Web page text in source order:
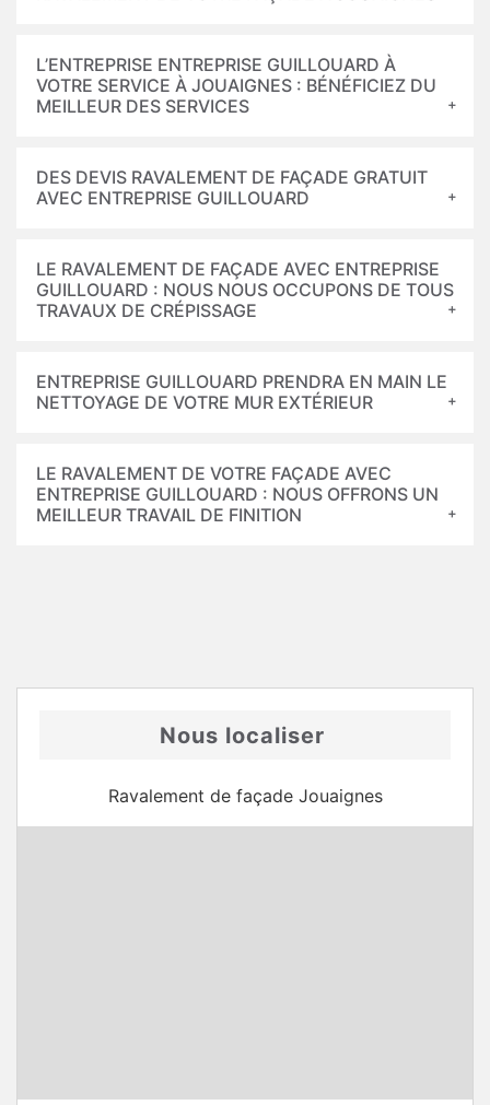
L’ENTREPRISE ENTREPRISE GUILLOUARD À
VOTRE SERVICE À JOUAIGNES : BÉNÉFICIEZ DU
MEILLEUR DES SERVICES
DES DEVIS RAVALEMENT DE FAÇADE GRATUIT
AVEC ENTREPRISE GUILLOUARD
LE RAVALEMENT DE FAÇADE AVEC ENTREPRISE
GUILLOUARD : NOUS NOUS OCCUPONS DE TOUS
TRAVAUX DE CRÉPISSAGE
ENTREPRISE GUILLOUARD PRENDRA EN MAIN LE
NETTOYAGE DE VOTRE MUR EXTÉRIEUR
LE RAVALEMENT DE VOTRE FAÇADE AVEC
ENTREPRISE GUILLOUARD : NOUS OFFRONS UN
MEILLEUR TRAVAIL DE FINITION
Nous localiser
Ravalement de façade Jouaignes